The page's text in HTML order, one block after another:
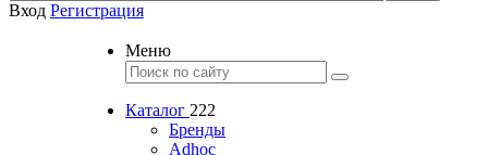
Вход Регистрация
Меню
Каталог 222
Бренды
Adhoc